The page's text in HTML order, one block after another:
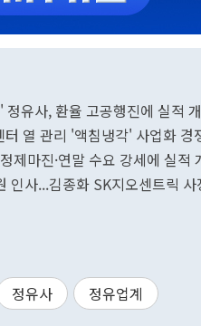
유사, 환율 고공행진에 실적
열 관리 '액침냉각' 사업화 경
제마진·연말 수요 강세에 실적
인사...김종화 SK지오센트릭 사
정유사 정유업계